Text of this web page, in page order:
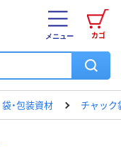
カゴ
メニュー
袋・包装資材 チャック